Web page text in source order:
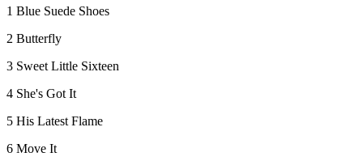
1 Blue Suede Shoes
2 Butterfly
3 Sweet Little Sixteen
4 She's Got It
5 His Latest Flame
6 Move It